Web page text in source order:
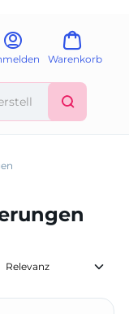
Warenkorb